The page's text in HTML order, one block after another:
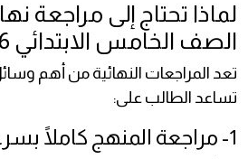
لماذا تحتاج إلى مراجعة
الصف الخامس الابتدائي 2026؟
تعد المراجعات النهائية من أهم
تساعد الطالب على:
1- مراجعة المنهج كاملًا بسرعة